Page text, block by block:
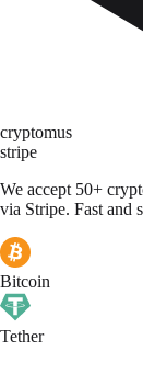
cryptomus
stripe
We accept 50+
via Stripe. Fast and
Bitcoin
Tether